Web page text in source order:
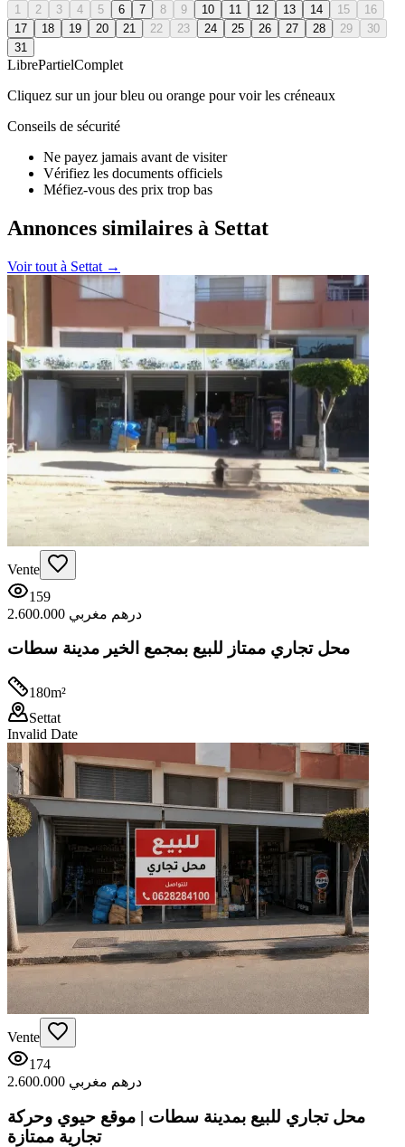
1 2 3 4 5 6 7 8 9 10 11 12 13 14 15
16
17
18 19 20 21 22 23 24 25 26 27 28 29
30
31
LibrePartielComplet
Cliquez sur un jour bleu ou orange pour voir les créneaux
Conseils de sécurité
Ne payez jamais avant de visiter
Vérifiez les documents officiels
Méfiez-vous des prix trop bas
Annonces similaires à Settat
Voir tout à Settat →
Vente
159
2.600.000 درهم مغربي
محل تجاري ممتاز للبيع بمجمع الخير مدينة سطات
180m²
Settat
Invalid Date
Vente
174
2.600.000 درهم مغربي
محل تجاري للبيع بمدينة سطات | موقع حيوي وحركة
تجارية ممتازة